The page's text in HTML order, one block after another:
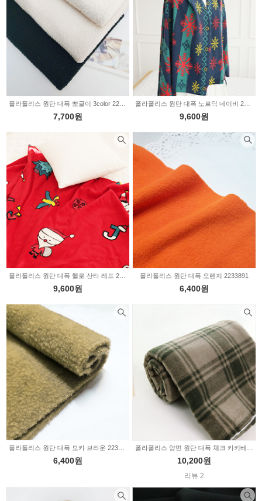
7,700원 9,600원
9,600원
폴라폴리스 원단 대폭 오렌지 2233891
6,400원
6,400원 10,200원
리뷰 2